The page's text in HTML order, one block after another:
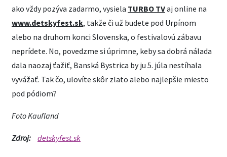
ako vždy pozýva zadarmo, vysiela TURBO TVaj online na
www.detskyfest.sk, takže či už budete pod Urpínom
alebo na druhom konci Slovenska, o festivalovú zábavu
neprídete. No, povedzme si úprimne, keby sa dobrá nálada
dala naozaj ťažiť, Banská Bystrica by ju 5. júla nestíhala
vyvážať. Tak čo, ulovíte skôr zlato alebo najlepšie miesto
pod pódiom?
Foto Kaufland
Zdroj: detskyfest.sk